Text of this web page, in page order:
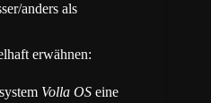
anders als
erwähnen:
Volla OS eine